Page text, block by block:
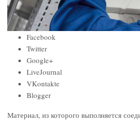
Facebook
Twitter
Google+
LiveJournal
VKontakte
Blogger
Материал, из которого выполняется